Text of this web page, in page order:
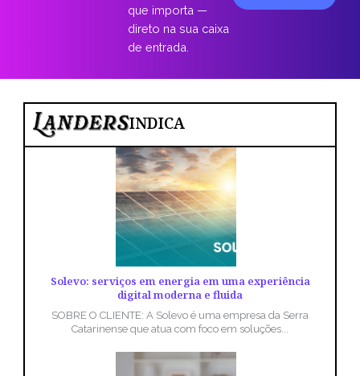
que importa —
direto na sua caixa
de entrada.
INDICA
Solevo: serviços em energia em uma experiência
digital moderna e fluida
SOBRE O CLIENTE: A Solevo é uma empresa da Serra
Catarinense que atua com foco em soluções...